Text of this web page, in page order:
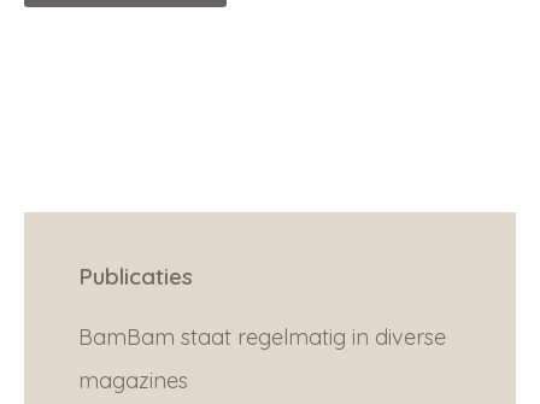
Publicaties
BamBam staat regelmatig in diverse
magazines